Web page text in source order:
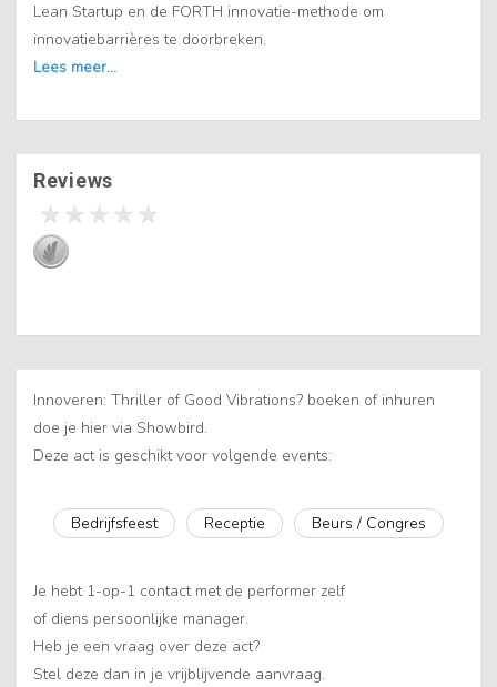
Lean Startup en de FORTH innovatie-methode om
innovatiebarrières te doorbreken.
Reviews
Innoveren: Thriller of Good Vibrations? boeken of inhuren
doe je hier via Showbird.
Deze act is geschikt voor volgende events:
Bedrijfsfeest Receptie Beurs / Congres
Je hebt 1-op-1 contact met de performer zelf
of diens persoonlijke manager.
Heb je een vraag over deze act?
Stel deze dan in je vrijblijvende aanvraag.